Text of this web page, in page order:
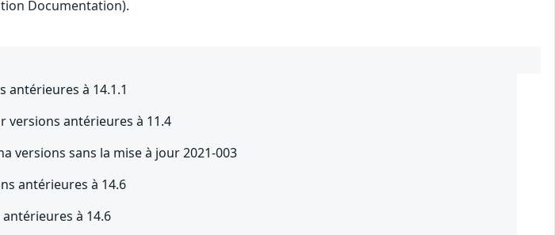
Documentation).
antérieures à 14.1.1
versions antérieures à 11.4
versions sans la mise à jour 2021-003
antérieures à 14.6
à 14.6